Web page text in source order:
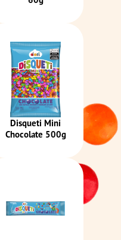
Disqueti Mini
Chocolate 500g